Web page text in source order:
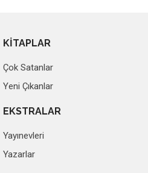
KİTAPLAR
Çok Satanlar
Yeni Çıkanlar
EKSTRALAR
Yayınevleri
Yazarlar